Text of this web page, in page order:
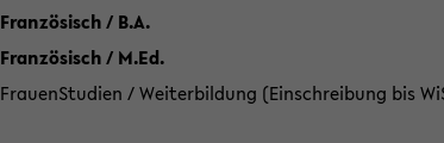
Französisch / B.A.
Französisch / M.Ed.
FrauenStudien / Weiterbildung (Einschreibung bis